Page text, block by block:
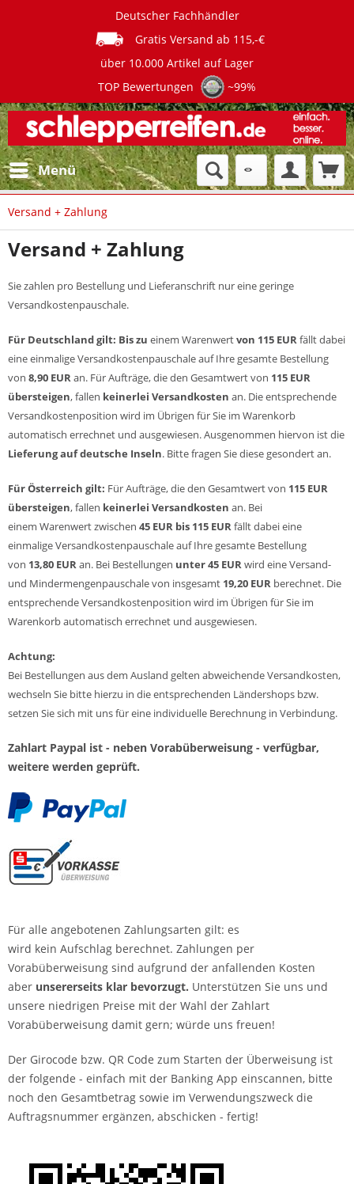
Deutscher Fachhändler
Gratis Versand ab 115,-€
über 10.000 Artikel auf Lager
TOP Bewertungen
~99%
Menü
Versand + Zahlung
Versand + Zahlung
Sie zahlen pro Bestellung und Lieferanschrift nur eine geringe
Versandkostenpauschale.
Für Deutschland gilt: Bis zu einem Warenwertvon 115 EURfällt dabei
eine einmalige Versandkostenpauschale auf Ihre gesamte Bestellung
von 8,90 EURan. Für Aufträge, die den Gesamtwert von 115 EUR
übersteigen, fallen keinerlei Versandkosten an. Die entsprechende
Versandkostenposition wird im Übrigen für Sie im Warenkorb
automatisch errechnet und ausgewiesen. Ausgenommen hiervon ist die
Lieferung auf deutsche Inseln. Bitte fragen Sie diese gesondert an.
Für Österreich gilt: Für Aufträge, die den Gesamtwert von 115 EUR
übersteigen, fallen keinerlei Versandkosten an. Bei
einem Warenwert zwischen 45 EUR bis 115 EURfällt dabei eine
einmalige Versandkostenpauschale auf Ihre gesamte Bestellung
von 13,80 EURan. Bei Bestellungen unter 45 EURwird eine Versand-
und Mindermengenpauschale von insgesamt 19,20 EUR berechnet. Die
entsprechende Versandkostenposition wird im Übrigen für Sie im
Warenkorb automatisch errechnet und ausgewiesen.
Achtung:
Bei Bestellungen aus dem Ausland gelten abweichende Versandkosten,
wechseln Sie bitte hierzu in die entsprechenden Ländershops bzw.
setzen Sie sich mit uns für eine individuelle Berechnung in Verbindung.
Zahlart Paypal ist - neben Vorabüberweisung - verfügbar,
weitere werden geprüft.
Für alle angebotenen Zahlungsarten gilt: es
wird kein Aufschlag berechnet. Zahlungen per
Vorabüberweisung sind aufgrund der anfallenden Kosten
aber unsererseits klar bevorzugt. Unterstützen Sie uns und
unsere niedrigen Preise mit der Wahl der Zahlart
Vorabüberweisung damit gern; würde uns freuen!
Der Girocode bzw. QR Code zum Starten der Überweisung ist
der folgende - einfach mit der Banking App einscannen, bitte
noch den Gesamtbetrag sowie im Verwendungszweck die
Auftragsnummer ergänzen, abschicken - fertig!